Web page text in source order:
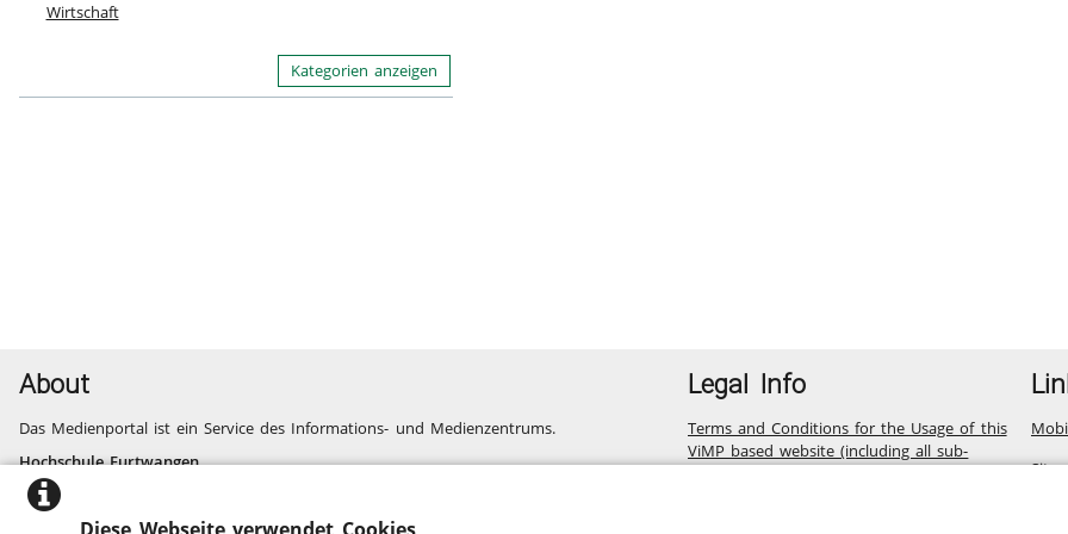
Wirtschaft
Kategorien anzeigen
About
Das Medienportal ist ein Service des Informations- und Medienzentrums.
Hochschule Furtwangen
Informatik, Technik, Wirtschaft, Medien, Gesundheit
Fragen und Probleme
Legal Info
Terms and Conditions for the Usage of this
ViMP based website (including all sub-